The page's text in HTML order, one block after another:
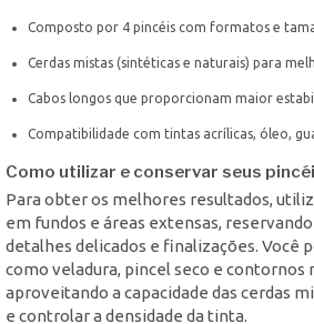
Composto por 4 pincéis com formatos e
Cerdas mistas (sintéticas e naturais) para
Cabos longos que proporcionam maior
Compatibilidade com tintas acrílicas, óleo,
Como utilizar e conservar seus
Para obter os melhores resultados,
em fundos e áreas extensas,
detalhes delicados e finalizações. Você
como veladura, pincel seco e contornos
aproveitando a capacidade das cerdas
e controlar a densidade da tinta.